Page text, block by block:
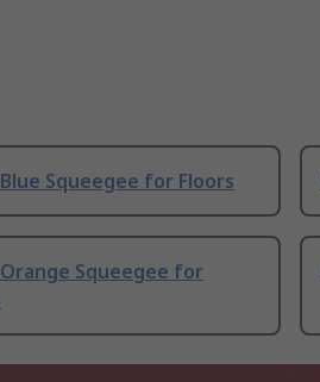
Squeegee for Floors
Squeegee for